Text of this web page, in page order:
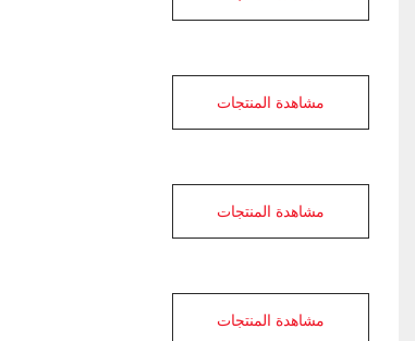
مشاهدة المنتجات
مشاهدة المنتجات
مشاهدة المنتجات